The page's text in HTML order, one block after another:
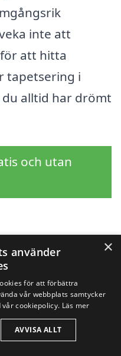
inte att
att hitta
tapetsering i
alltid har drömt
och utan
för
×
använder
för att förbättra
vår webbplats samtycker
cookiepolicy. Läs mer
AVVISA ALLT